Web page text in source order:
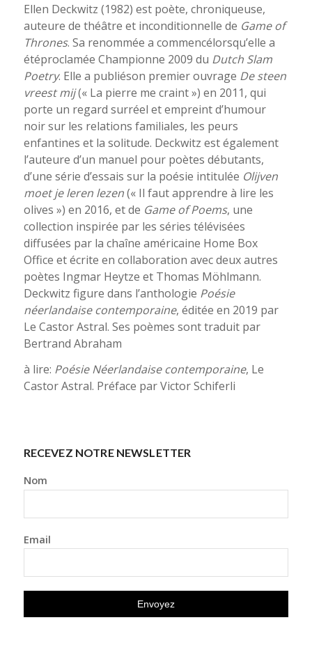
Ellen Deckwitz (1982) est poète, chroniqueuse,
auteure de théâtre et inconditionnelle de Game of
Thrones. Sa renommée a commencélorsqu’elle a
étéproclamée Championne 2009 du Dutch Slam
Poetry. Elle a publiéson premier ouvrage De steen
vreest mij(« La pierre me craint ») en 2011, qui
porte un regard surréel et empreint d’humour
noir sur les relations familiales, les peurs
enfantines et la solitude. Deckwitz est également
l’auteure d’un manuel pour poètes débutants,
d’une série d’essais sur la poésie intitulée Olijven
moet je leren lezen(« Il faut apprendre à lire les
olives ») en 2016, et de Game of Poems, une
collection inspirée par les séries télévisées
diffusées par la chaîne américaine Home Box
Office et écrite en collaboration avec deux autres
poètes Ingmar Heytze et Thomas Möhlmann.
Deckwitz figure dans l’anthologie Poésie
néerlandaise contemporaine, éditée en 2019 par
Le Castor Astral. Ses poèmes sont traduit par
Bertrand Abraham
à lire: Poésie Néerlandaise contemporaine, Le
Castor Astral. Préface par Victor Schiferli
RECEVEZ NOTRE NEWSLETTER
Nom
Email